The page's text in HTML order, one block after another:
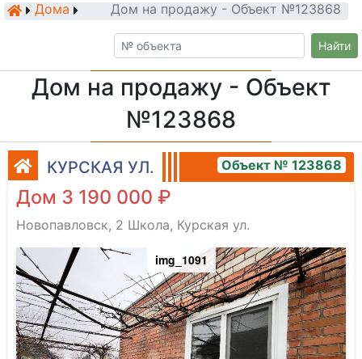
Дома Дом на продажу - Объект №123868
Найти
Дом на продажу - Объект
№123868
КУРСКАЯ УЛ. Объект № 123868
Дом 3 190 000 ₽
Новопавловск, 2 Школа, Курская ул.
img_1091